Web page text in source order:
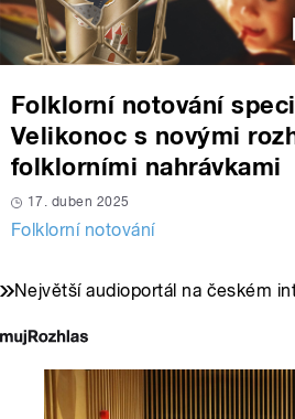
Folklorní notování
Velikonoc s novými
folklorními nahrávkami
17. duben 2025
Folklorní notování
Největší audioportál na českém